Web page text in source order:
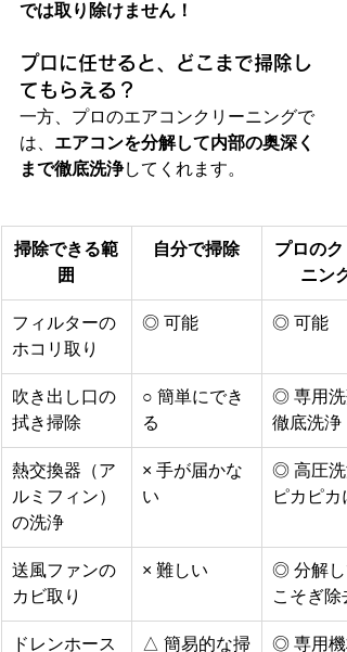
では取り除けません！
プロに任せると、どこまで掃除し
てもらえる？
一方、プロのエアコンクリーニングで
は、 エアコンを分解して内部の奥深く
まで徹底洗浄してくれます。
掃除できる範
囲
自分で掃除
プロのク
ニング
フィルターの
ホコリ取り
◎ 可能 ◎ 可能
吹き出し口の
拭き掃除
○ 簡単にでき
る
◎ 専用洗
徹底洗浄
熱交換器（ア
ルミフィン）
の洗浄
× 手が届かな
い
◎ 高圧洗
ピカピカ
送風ファンの
カビ取り
× 難しい
◎ 分解し
こそぎ除
ドレンホース
△ 簡易的な掃
◎ 専用機